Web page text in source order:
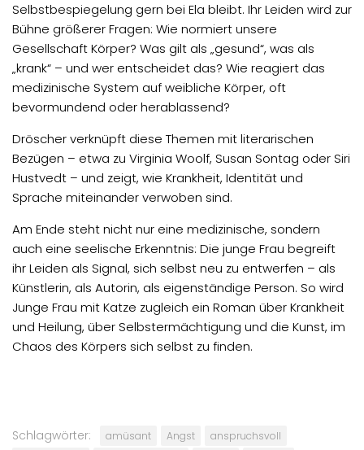
Selbstbespiegelung gern bei Ela bleibt. Ihr Leiden wird zur
Bühne größerer Fragen: Wie normiert unsere
Gesellschaft Körper? Was gilt als „gesund“, was als
„krank“ – und wer entscheidet das? Wie reagiert das
medizinische System auf weibliche Körper, oft
bevormundend oder herablassend?
Dröscher verknüpft diese Themen mit literarischen
Bezügen – etwa zu Virginia Woolf, Susan Sontag oder Siri
Hustvedt – und zeigt, wie Krankheit, Identität und
Sprache miteinander verwoben sind.
Am Ende steht nicht nur eine medizinische, sondern
auch eine seelische Erkenntnis: Die junge Frau begreift
ihr Leiden als Signal, sich selbst neu zu entwerfen – als
Künstlerin, als Autorin, als eigenständige Person. So wird
Junge Frau mit Katze zugleich ein Roman über Krankheit
und Heilung, über Selbstermächtigung und die Kunst, im
Chaos des Körpers sich selbst zu finden.
Schlagwörter: amüsant Angst
anspruchsvoll